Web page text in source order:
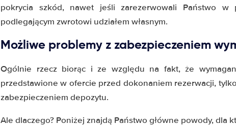
pokrycia szkód, nawet jeśli zarezerwowali Państwo w
podlegającym zwrotowi udziałem własnym.
Możliwe problemy z zabezpieczeniem
Ogólnie rzecz biorąc i ze względu na fakt, że
przedstawione w ofercie przed dokonaniem rezerwacji,
zabezpieczeniem depozytu.
Ale dlaczego? Poniżej znajdą Państwo główne powody, dla